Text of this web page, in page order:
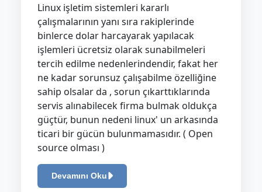
Linux işletim sistemleri kararlı
çalışmalarının yanı sıra rakiplerinde
binlerce dolar harcayarak yapılacak
işlemleri ücretsiz olarak sunabilmeleri
tercih edilme nedenlerindendir, fakat her
ne kadar sorunsuz çalışabilme özelliğine
sahip olsalar da , sorun çıkarttıklarında
servis alınabilecek firma bulmak oldukça
güçtür, bunun nedeni linux' un arkasında
ticari bir gücün bulunmamasıdır. ( Open
source olması )
Devamını Oku